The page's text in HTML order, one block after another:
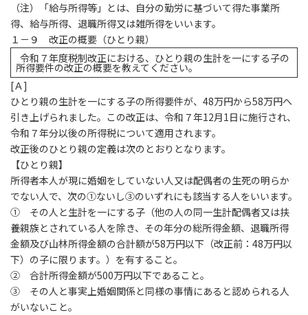
（注）「給与所得等」とは、自分の勤労に基づいて得た事業所
得、給与所得、退職所得又は雑所得をいいます。
１－９ 改正の概要（ひとり親）
令和７年度税制改正における、ひとり親の生計を一にする子の
所得要件の改正の概要を教えてください。
[Ａ]
ひとり親の生計を一にする子の所得要件が、48万円から58万円へ
引き上げられました。この改正は、令和７年12月1日に施行され、
令和７年分以後の所得税について適用されます。
改正後のひとり親の定義は次のとおりとなります。
【ひとり親】
所得者本人が現に婚姻をしていない人又は配偶者の生死の明らか
でない人で、次の①ないし③のいずれにも該当する人をいいます。
① その人と生計を一にする子（他の人の同一生計配偶者又は扶
養親族とされている人を除き、その年分の総所得金額、退職所得
金額及び山林所得金額の合計額が58万円以下（改正前：48万円以
下）の子に限ります。）を有すること。
② 合計所得金額が500万円以下であること。
③ その人と事実上婚姻関係と同様の事情にあると認められる人
がいないこと。